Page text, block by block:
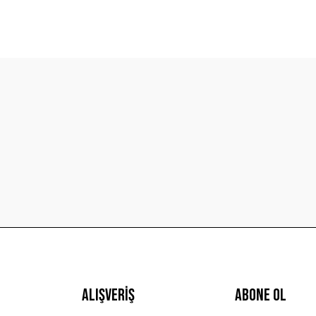
Alışveriş ABONE OL